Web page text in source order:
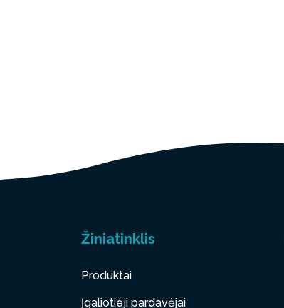
Žiniatinklis
Produktai
Įgaliotieji pardavėjai